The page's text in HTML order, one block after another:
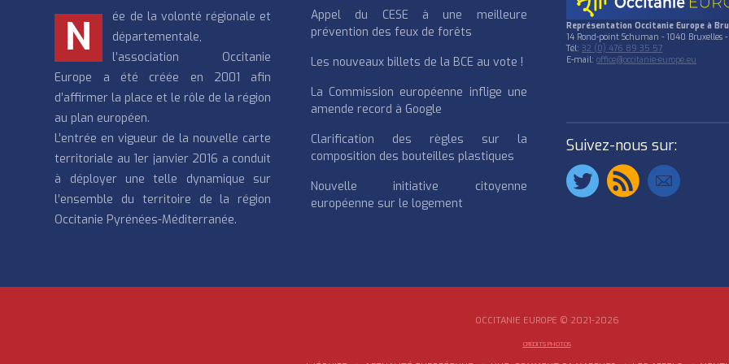
N
ée de la volonté régionale et
départementale,
l’association Occitanie
Europe a été créée en 2001 afin
d’affirmer la place et le rôle de la région
au plan européen.
L’entrée en vigueur de la nouvelle carte
territoriale au 1er janvier 2016 a conduit
à déployer une telle dynamique sur
l’ensemble du territoire de la région
Occitanie Pyrénées-Méditerranée.
Appel du CESE à une meilleure
prévention des feux de forêts
Les nouveaux billets de la BCE au vote !
La Commission européenne inflige une
amende record à Google
Clarification des règles sur la
composition des bouteilles plastiques
Nouvelle initiative citoyenne
européenne sur le logement
Représentation Occitanie Europe à
14 Rond-point Schuman - 1040 Bruxelles
Tél:32 (0) 476 89 35 57
E-mail:office@occitanie-europe.eu
Suivez-nous sur:
OCCITANIE EUROPE © 2021-2026
CRÉDITS PHOTOS